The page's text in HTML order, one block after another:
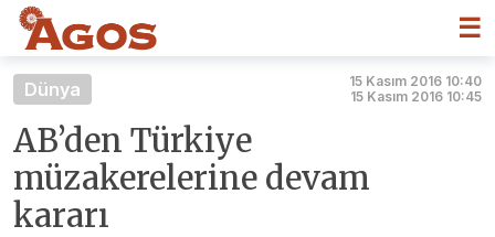
☰
Dünya
15 Kasım 2016 10:40
15 Kasım 2016 10:45
AB’den Türkiye
müzakerelerine devam
kararı